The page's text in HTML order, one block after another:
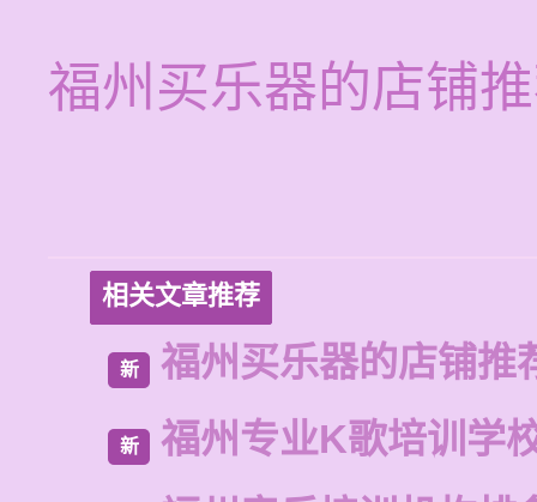
福州买乐器的店铺
相关文章推荐
新 福州买乐器的店铺推
新
福州专业K歌培训学